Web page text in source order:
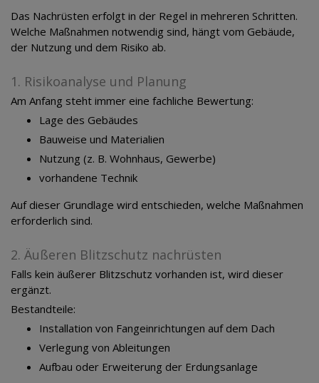
Das Nachrüsten erfolgt in der Regel in mehreren Schritten.
Welche Maßnahmen notwendig sind, hängt vom Gebäude,
der Nutzung und dem Risiko ab.
1. Risikoanalyse und Planung
Am Anfang steht immer eine fachliche Bewertung:
Lage des Gebäudes
Bauweise und Materialien
Nutzung (z. B. Wohnhaus, Gewerbe)
vorhandene Technik
Auf dieser Grundlage wird entschieden, welche Maßnahmen
erforderlich sind.
2. Äußeren Blitzschutz nachrüsten
Falls kein äußerer Blitzschutz vorhanden ist, wird dieser
ergänzt.
Bestandteile:
Installation von Fangeinrichtungen auf dem Dach
Verlegung von Ableitungen
Aufbau oder Erweiterung der Erdungsanlage